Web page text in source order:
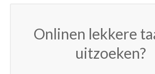
Onlinen lekkere
uitzoeken?